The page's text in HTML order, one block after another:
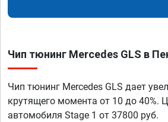
Чип тюнинг Mercedes GLS в
Чип тюнинг Mercedes GLS дает
крутящего момента от 10 до 40%.
автомобиля Stage 1 от 37800 руб.